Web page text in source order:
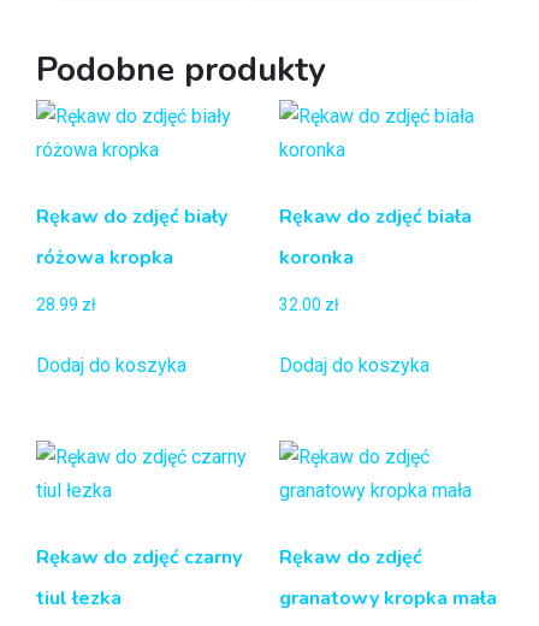
Podobne produkty
Rękaw do zdjęć biały
różowa kropka
28.99 zł
Dodaj do koszyka
Rękaw do zdjęć biała
koronka
32.00 zł
Dodaj do koszyka
Rękaw do zdjęć czarny
tiul łezka
Rękaw do zdjęć
granatowy kropka mała